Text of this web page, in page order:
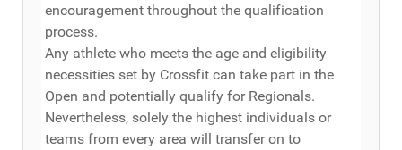
encouragement throughout the qualification
process.
Any athlete who meets the age and eligibility
necessities set by Crossfit can take part in the
Open and potentially qualify for Regionals.
Nevertheless, solely the highest individuals or
teams from every area will transfer on to